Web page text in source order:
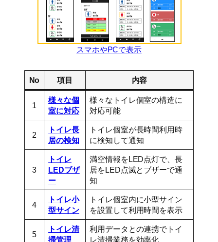
スマホやPCで表示
No 項目 内容
1
様々な個
室に対応
様々なトイレ個室の構造に
対応可能
2
トイレ長
居の検知
トイレ個室が長時間利用時
に検知して通知
3
トイレ
LEDブザ
ー
満空情報をLED点灯で、長
居をLED点滅とブザーで通
知
4
トイレ小
型サイン
トイレ個室内に小型サイン
を設置して利用時間を表示
5
トイレ清
掃管理
利用データとの連携でトイ
レ清掃業務を効率化